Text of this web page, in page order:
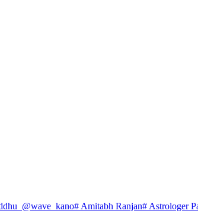
@wave_kano# Amitabh Ranjan# Astrologer